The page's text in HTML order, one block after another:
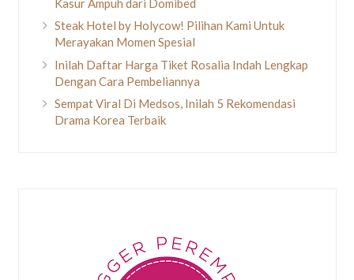
Kasur Ampuh dari Domibed
Steak Hotel by Holycow! Pilihan Kami Untuk
Merayakan Momen Spesial
Inilah Daftar Harga Tiket Rosalia Indah Lengkap
Dengan Cara Pembeliannya
Sempat Viral Di Medsos, Inilah 5 Rekomendasi
Drama Korea Terbaik